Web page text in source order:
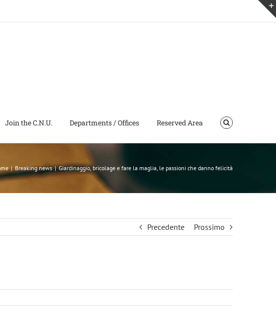
Join the C.N.U. Departments / Offices Reserved Area
| Breaking news | Giardinaggio, bricolage e fare la maglia, le passioni che danno felicità
Precedente Prossimo